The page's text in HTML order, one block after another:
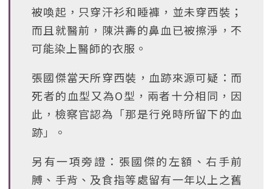
被喚起，只穿汗衫和睡褲，並未穿西裝；
而且就醫前，陳洪壽的鼻血已被擦淨，不
可能染上醫師的衣服。
張國傑當天所穿西裝，血跡來源可疑：而
死者的血型又為O型，兩者十分相同，因
此，檢察官認為「那是行兇時所留下的血
跡」。
另有一項旁證：張國傑的左額、右手前
膊、手背、及食指等處留有一年以上之舊